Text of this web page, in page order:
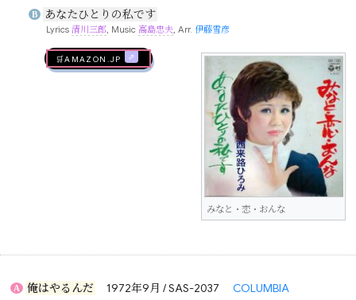
B あなたひとりの私です
Lyrics 清川三郎 , Music 高島忠夫, Arr. 伊藤雪彦
みなと・恋・おんな
🛒AMAZON.jp
A 俺はやるんだ 1972年9月 / SAS-2037 COLUMBIA